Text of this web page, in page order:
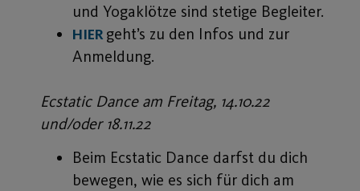
und Yogaklötze sind stetige Begleiter.
HIER geht’s zu den Infos und zur
Anmeldung.
Ecstatic Dance am Freitag, 14.10.22
und/oder 18.11.22
Beim Ecstatic Dance darfst du dich
bewegen, wie es sich für dich am